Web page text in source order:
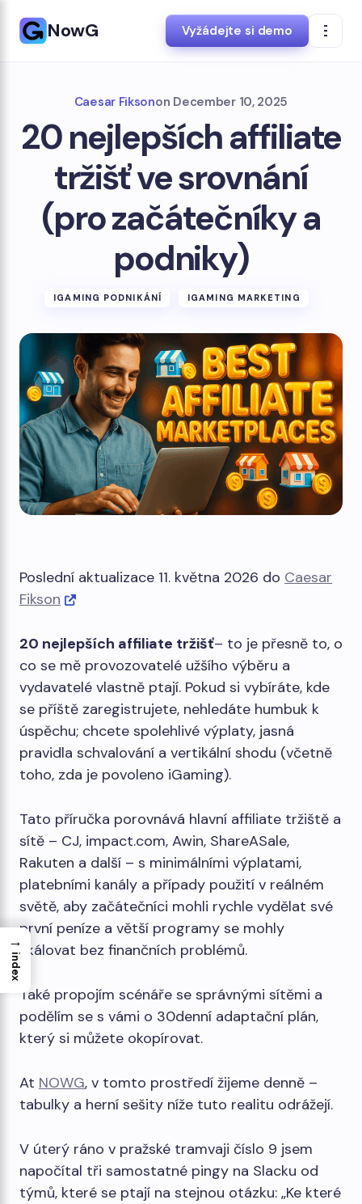
NowG Vyžádejte si demo
Caesar Fiksonon December 10, 2025
20 nejlepších affiliate
tržišť ve srovnání
(pro začátečníky a
podniky)
IGAMING PODNIKÁNÍ IGAMING MARKETING
Poslední aktualizace 11. května 2026 do Caesar
Fikson
20 nejlepších affiliate tržišť– to je přesně to, o
co se mě provozovatelé užšího výběru a
vydavatelé vlastně ptají. Pokud si vybíráte, kde
se příště zaregistrujete, nehledáte humbuk k
úspěchu; chcete spolehlivé výplaty, jasná
pravidla schvalování a vertikální shodu (včetně
toho, zda je povoleno iGaming).
Tato příručka porovnává hlavní affiliate tržiště a
sítě – CJ, impact.com, Awin, ShareASale,
Rakuten a další – s minimálními výplatami,
platebními kanály a případy použití v reálném
světě, aby začátečníci mohli rychle vydělat své
první peníze a větší programy se mohly
škálovat bez finančních problémů.
Také propojím scénáře se správnými sítěmi a
podělím se s vámi o 30denní adaptační plán,
který si můžete okopírovat.
At NOWG, v tomto prostředí žijeme denně –
tabulky a herní sešity níže tuto realitu odrážejí.
V úterý ráno v pražské tramvaji číslo 9 jsem
napočítal tři samostatné pingy na Slacku od
týmů, které se ptají na stejnou otázku: „Ke které
→
index